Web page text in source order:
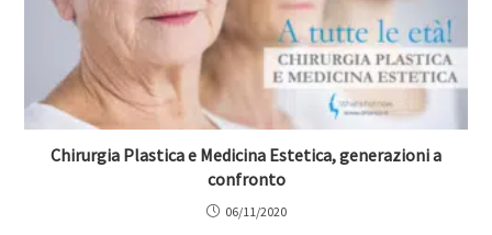
Chirurgia Plastica e Medicina Estetica, generazioni a
confronto
06/11/2020